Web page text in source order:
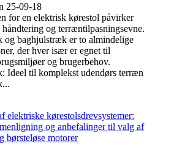
25-09-18
for en elektrisk kørestol påvirker
håndtering og terræntilpasningsevne.
og baghjulstræk er to almindelige
der hver især er egnet til
og brugerbehov.
Ideel til komplekst udendørs terræn